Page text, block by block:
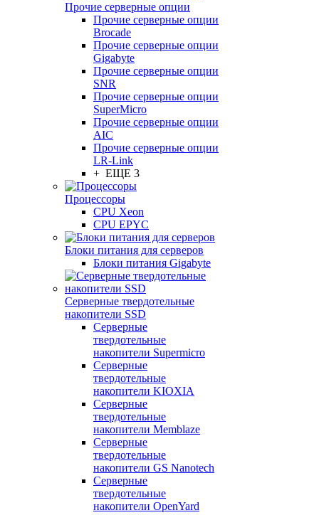
Прочие серверные опции
Прочие серверные опции
Brocade
Прочие серверные опции
Gigabyte
Прочие серверные опции
SNR
Прочие серверные опции
SuperMicro
Прочие серверные опции
AIC
Прочие серверные опции
LR-Link
+ ЕЩЕ 3
Процессоры
CPU Xeon
CPU EPYC
Блоки питания для серверов
Блоки питания Gigabyte
Серверные твердотельные
накопители SSD
Cерверные
твердотельные
накопители Supermicro
Cерверные
твердотельные
накопители KIOXIA
Cерверные
твердотельные
накопители Memblaze
Cерверные
твердотельные
накопители GS Nanotech
Серверные
твердотельные
накопители OpenYard